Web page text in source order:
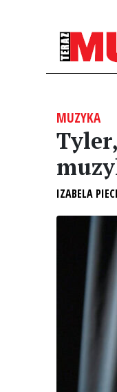
MUZYKA
IZABELA